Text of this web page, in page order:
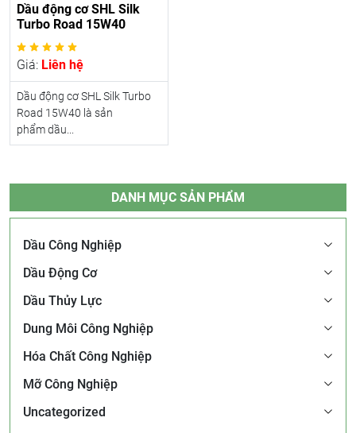
Dầu động cơ SHL Silk
Turbo Road 15W40
Giá: Liên hệ
Dầu động cơ SHL Silk Turbo
Road 15W40 là sản
phẩm dầu...
DANH MỤC SẢN PHẨM
Dầu Công Nghiệp
Dầu Động Cơ
Dầu Thủy Lực
Dung Môi Công Nghiệp
Hóa Chất Công Nghiệp
Mỡ Công Nghiệp
Uncategorized